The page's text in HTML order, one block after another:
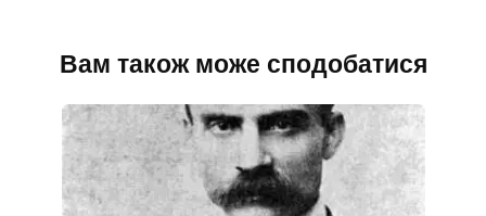
Вам також може сподобатися